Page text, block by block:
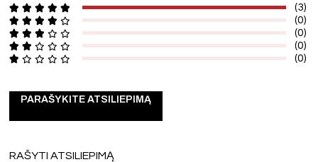
(3)
(0)
(0)
(0)
(0)
PARAŠYKITE ATSILIEPIMĄ
RAŠYTI ATSILIEPIMĄ